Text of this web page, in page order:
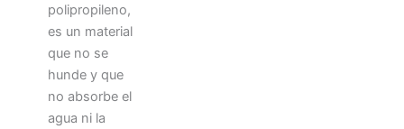
polipropileno,
es un material
que no se
hunde y que
no absorbe el
agua ni la